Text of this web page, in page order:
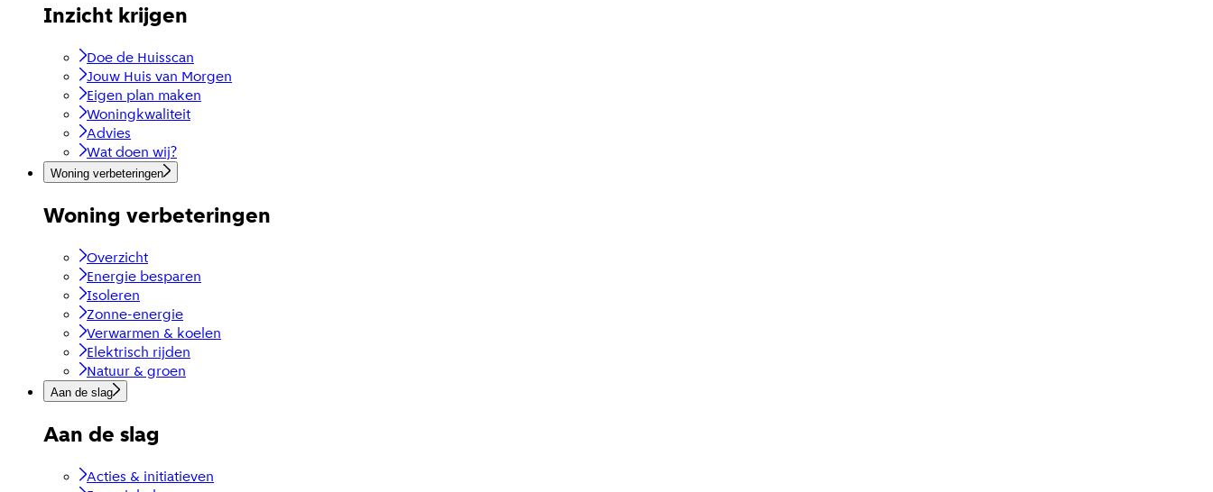
Inzicht krijgen
Doe de Huisscan
Jouw Huis van Morgen
Eigen plan maken
Woningkwaliteit
Advies
Wat doen wij?
Woning verbeteringen
Woning verbeteringen
Overzicht
Energie besparen
Isoleren
Zonne-energie
Verwarmen & koelen
Elektrisch rijden
Natuur & groen
Aan de slag
Aan de slag
Acties & initiatieven